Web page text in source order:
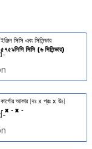
ইঞ্জিন সিসি এবং সিলিন্ডার
৫৭৫৯সিসি সিসি (৬ সিলিন্ডার)
কার্গোর আকার (দঃ x প্রঃ x উঃ)
- x - x -